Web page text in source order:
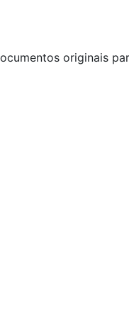
originais